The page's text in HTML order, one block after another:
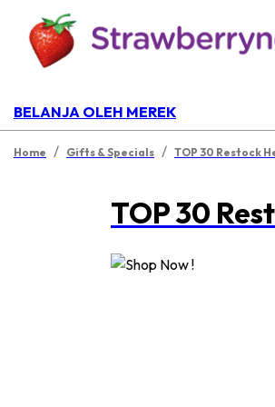
BELANJA OLEH MEREK
Home / Gifts & Specials / TOP 30 Restock
TOP 30